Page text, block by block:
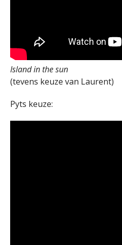
Island in the sun
(tevens keuze van Laurent)
Pyts keuze: